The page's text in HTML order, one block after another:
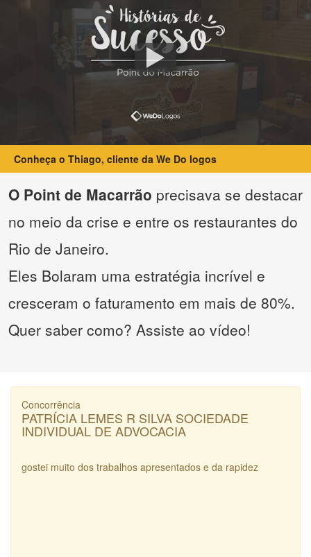
Conheça o Thiago, cliente da We Do logos
O Point de Macarrão precisava se destacar
no meio da crise e entre os restaurantes do
Rio de Janeiro.
Eles Bolaram uma estratégia incrível e
cresceram o faturamento em mais de 80%.
Quer saber como? Assiste ao vídeo!
Concorrência
PATRÍCIA LEMES R SILVA SOCIEDADE
INDIVIDUAL DE ADVOCACIA
gostei muito dos trabalhos apresentados e da rapidez